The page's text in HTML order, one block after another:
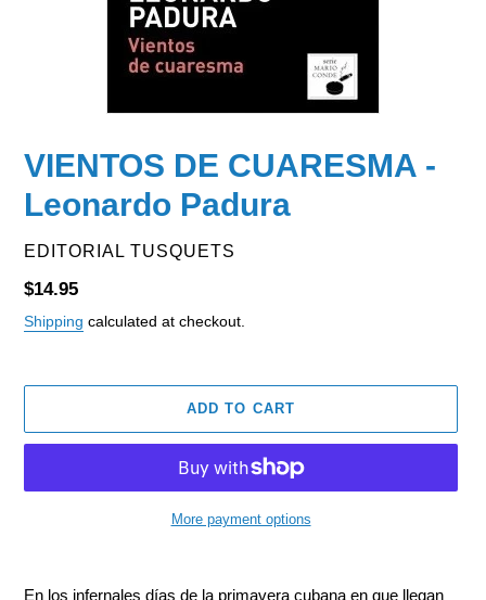
VIENTOS DE CUARESMA -
Leonardo Padura
VENDOR
EDITORIAL TUSQUETS
Regular
price
$14.95
Shipping calculated at checkout.
ADD TO CART
More payment options
En los infernales días de la primavera cubana en que llegan